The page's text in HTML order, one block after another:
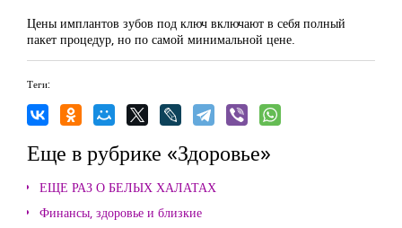
Цены имплантов зубов под ключ включают в себя полный
пакет процедур, но по самой минимальной цене.
Теги:
Еще в рубрике «Здоровье»
ЕЩЕ РАЗ О БЕЛЫХ ХАЛАТАХ
Финансы, здоровье и близкие